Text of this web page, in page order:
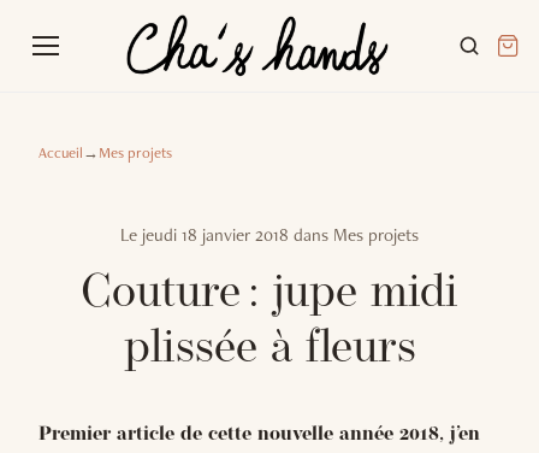
Accueil→Mes projets
Le jeudi 18 janvier 2018 dans Mes projets
Couture : jupe midi
plissée à fleurs
Premier article de cette nouvelle année 2018, j’en